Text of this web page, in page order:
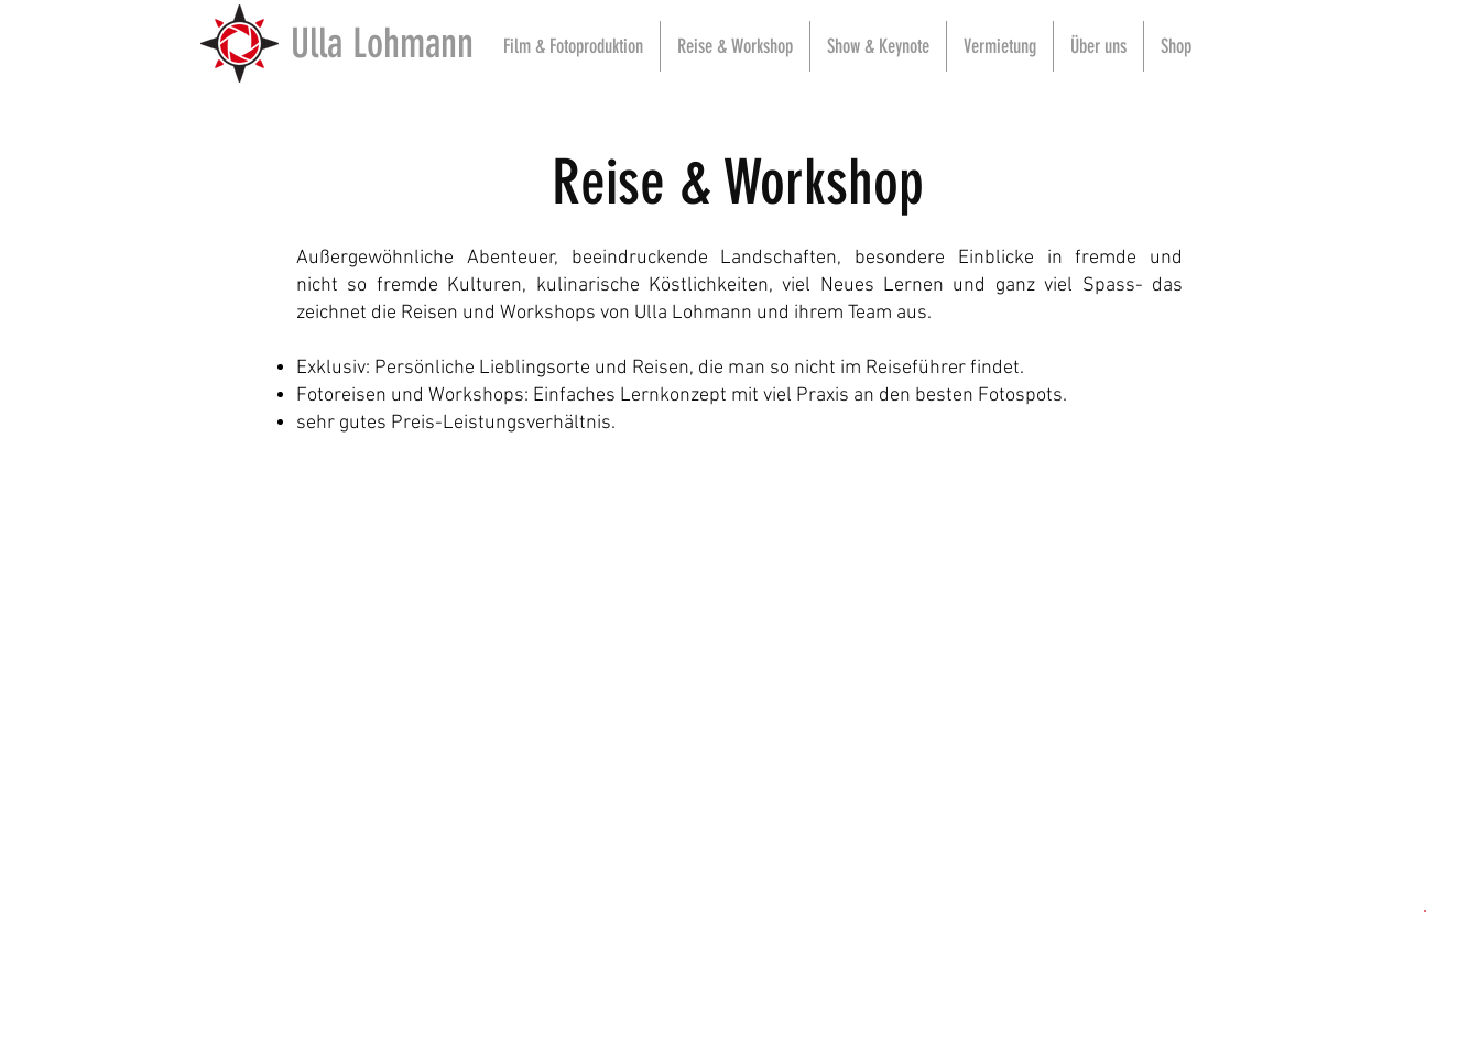
Ulla Lohmann Film & Fotoproduktion Reise & Workshop Show & Keynote Vermietung Über uns Shop
Reise & Workshop
Außergewöhnliche Abenteuer, beeindruckende Landschaften, besondere Einblicke in fremde und
nicht so fremde Kulturen, kulinarische Köstlichkeiten, viel Neues Lernen und ganz viel Spass- das
zeichnet die Reisen und Workshops von Ulla Lohmann und ihrem Team aus.
Exklusiv: Persönliche Lieblingsorte und Reisen, die man so nicht im Reiseführer findet.
Fotoreisen und Workshops: Einfaches Lernkonzept mit viel Praxis an den besten Fotospots.
sehr gutes Preis-Leistungsverhältnis.